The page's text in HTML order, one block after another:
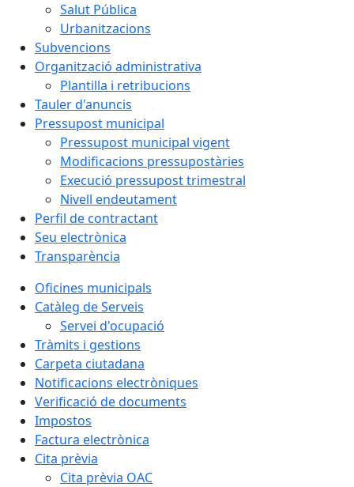
Salut Pública
Urbanitzacions
Subvencions
Organització administrativa
Plantilla i retribucions
Tauler d'anuncis
Pressupost municipal
Pressupost municipal vigent
Modificacions pressupostàries
Execució pressupost trimestral
Nivell endeutament
Perfil de contractant
Seu electrònica
Transparència
Oficines municipals
Catàleg de Serveis
Servei d'ocupació
Tràmits i gestions
Carpeta ciutadana
Notificacions electròniques
Verificació de documents
Impostos
Factura electrònica
Cita prèvia
Cita prèvia OAC